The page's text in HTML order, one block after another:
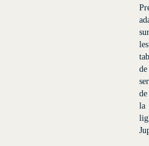
sur
les
de
de
la